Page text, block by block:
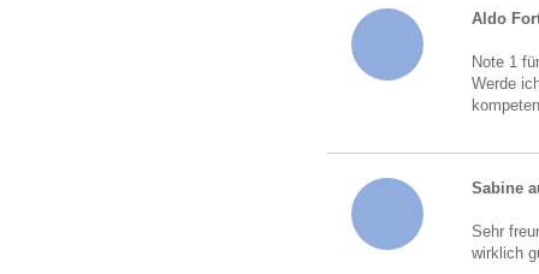
Aldo
Note 1
Werde
Sabine
Sehr
wirklich